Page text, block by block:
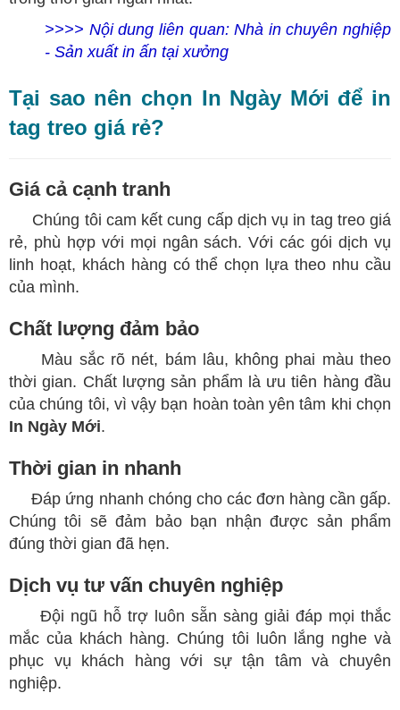
>>>> Nội dung liên quan:Nhà in chuyên nghiệp
- Sản xuất in ấn tại xưởng
Tại sao nên chọn In Ngày Mới để in
tag treo giá rẻ?
Giá cả cạnh tranh
Chúng tôi cam kết cung cấp dịch vụ in tag treo giá
rẻ, phù hợp với mọi ngân sách. Với các gói dịch vụ
linh hoạt, khách hàng có thể chọn lựa theo nhu cầu
của mình.
Chất lượng đảm bảo
Màu sắc rõ nét, bám lâu, không phai màu theo
thời gian. Chất lượng sản phẩm là ưu tiên hàng đầu
của chúng tôi, vì vậy bạn hoàn toàn yên tâm khi chọn
In Ngày Mới.
Thời gian in nhanh
Đáp ứng nhanh chóng cho các đơn hàng cần gấp.
Chúng tôi sẽ đảm bảo bạn nhận được sản phẩm
đúng thời gian đã hẹn.
Dịch vụ tư vấn chuyên nghiệp
Đội ngũ hỗ trợ luôn sẵn sàng giải đáp mọi thắc
mắc của khách hàng. Chúng tôi luôn lắng nghe và
phục vụ khách hàng với sự tận tâm và chuyên
nghiệp.